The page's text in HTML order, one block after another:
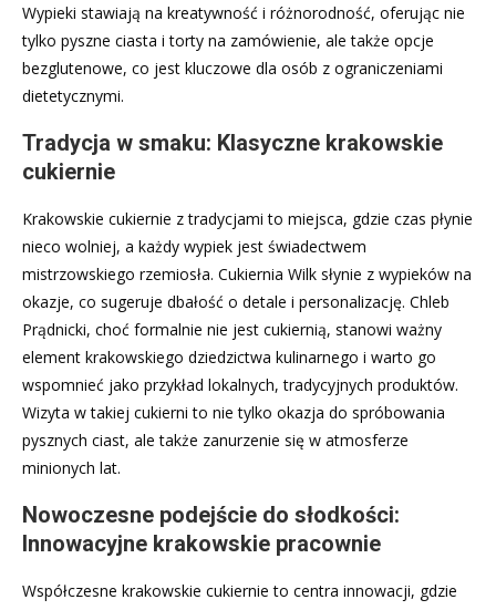
Wypieki stawiają na kreatywność i różnorodność, oferując nie
tylko pyszne ciasta i torty na zamówienie, ale także opcje
bezglutenowe, co jest kluczowe dla osób z ograniczeniami
dietetycznymi.
Tradycja w smaku: Klasyczne krakowskie
cukiernie
Krakowskie cukiernie z tradycjami to miejsca, gdzie czas płynie
nieco wolniej, a każdy wypiek jest świadectwem
mistrzowskiego rzemiosła. Cukiernia Wilk słynie z wypieków na
okazje, co sugeruje dbałość o detale i personalizację. Chleb
Prądnicki, choć formalnie nie jest cukiernią, stanowi ważny
element krakowskiego dziedzictwa kulinarnego i warto go
wspomnieć jako przykład lokalnych, tradycyjnych produktów.
Wizyta w takiej cukierni to nie tylko okazja do spróbowania
pysznych ciast, ale także zanurzenie się w atmosferze
minionych lat.
Nowoczesne podejście do słodkości:
Innowacyjne krakowskie pracownie
Współczesne krakowskie cukiernie to centra innowacji, gdzie